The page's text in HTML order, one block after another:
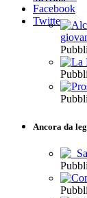
Facebook
Twitter
Ancora da